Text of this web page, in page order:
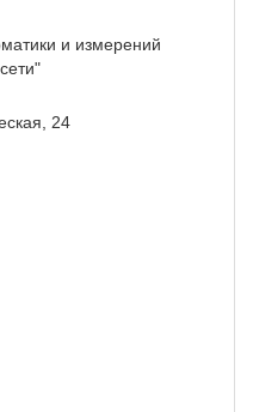
и измерений
24